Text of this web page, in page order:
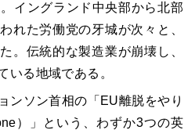
イングランド中央部から北部
れた労働党の牙城が次々と、
。伝統的な製造業が崩壊し、
いる地域である。
ンソン首相の「EU離脱をやり
）」という、わずか3つの英